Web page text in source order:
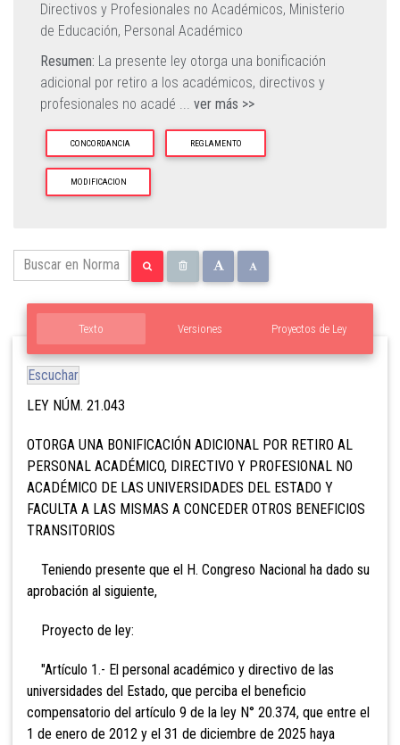
Directivos y Profesionales no Académicos, Ministerio
de Educación, Personal Académico
Resumen: La presente ley otorga una bonificación
adicional por retiro a los académicos, directivos y
profesionales no acadé ... ver más >>
CONCORDANCIA REGLAMENTO
MODIFICACION
Texto Versiones Proyectos de Ley
Escuchar
LEY NÚM. 21.043
OTORGA UNA BONIFICACIÓN ADICIONAL POR RETIRO AL
PERSONAL ACADÉMICO, DIRECTIVO Y PROFESIONAL NO
ACADÉMICO DE LAS UNIVERSIDADES DEL ESTADO Y
FACULTA A LAS MISMAS A CONCEDER OTROS BENEFICIOS
TRANSITORIOS
Teniendo presente que el H. Congreso Nacional ha dado su
aprobación al siguiente,
Proyecto de ley:
"Artículo 1.- El personal académico y directivo de las
universidades del Estado, que perciba el beneficio
compensatorio del artículo 9 de la ley N° 20.374, que entre el
1 de enero de 2012 y el 31 de diciembre de 2025 haya